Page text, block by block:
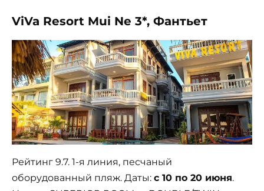
ViVa Resort Mui Ne 3*, Фантьет
Рейтинг 9.7. 1-я линия, песчаный
оборудованный пляж. Даты: с 10 по 20 июня.